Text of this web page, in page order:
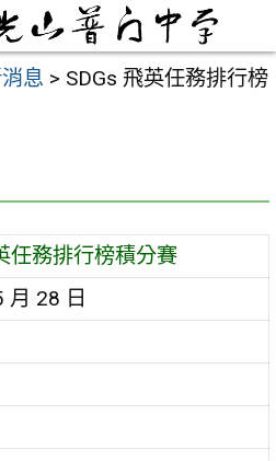
息 > SDGs 飛英任務排行榜
任務排行榜積分賽
月 28 日